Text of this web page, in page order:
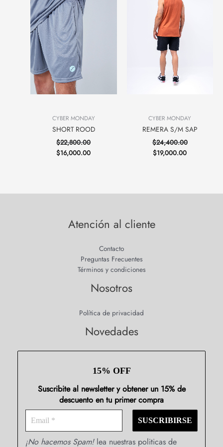
CYBER MONDAY
SHORT ROOD
$22,800.00
$16,000.00
CYBER MONDAY
REMERA S/M SAP
$24,400.00
$19,000.00
Atención al cliente
Contacto
Preguntas Frecuentes
Términos y condiciones
Nosotros
Política de privacidad
Novedades
15% OFF
Suscribite al newsletter y obtener un 15% de
descuento en tu primer compra
¡No hacemos Spam!lea nuestras politicas de